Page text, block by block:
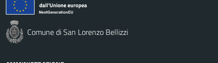
Comune di San Lorenzo Bellizzi